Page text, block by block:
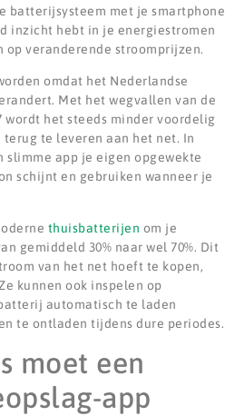
batterijsysteem met je smartphone
inzicht hebt in je energiestromen
veranderende stroomprijzen.
omdat het Nederlandse
Met het wegvallen van de
wordt het steeds minder voordelig
te leveren aan het net. In
slimme app je eigen opgewekte
schijnt en gebruiken wanneer je
thuisbatterijen om je
gemiddeld 30% naar wel 70%. Dit
van het net hoeft te kopen,
kunnen ook inspelen op
automatisch te laden
te ontladen tijdens dure periodes.
moet een
app